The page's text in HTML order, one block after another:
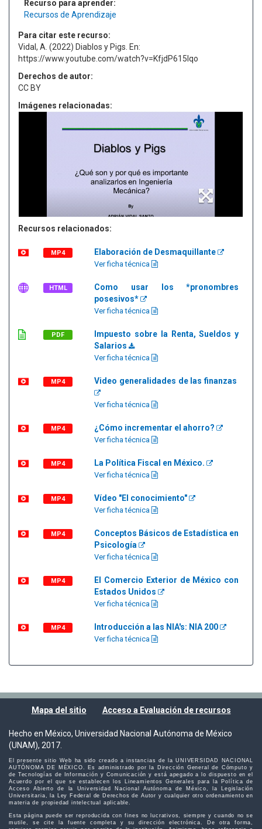
Recurso para aprender:
Recursos de Aprendizaje
Para citar este recurso:
Vidal, A. (2022) Diablos y Pigs. En:
https://www.youtube.com/watch?v=KfjdP615Iqo
Derechos de autor:
CC BY
Imágenes relacionadas:
Recursos relacionados:
MP4 Elaboración de Desmaquillante
Ver ficha técnica
HTML
Como usar los *pronombres
posesivos*
Ver ficha técnica
PDF
Impuesto sobre la Renta, Sueldos y
Salarios
Ver ficha técnica
MP4 Video generalidades de las finanzas
Ver ficha técnica
MP4 ¿Cómo incrementar el ahorro?
Ver ficha técnica
MP4 La Política Fiscal en México.
Ver ficha técnica
MP4 Vídeo "El conocimiento"
Ver ficha técnica
MP4
Conceptos Básicos de Estadística en
Psicología
Ver ficha técnica
MP4
El Comercio Exterior de México con
Estados Unidos
Ver ficha técnica
MP4 Introducción a las NIA's: NIA 200
Ver ficha técnica
Mapa del sitio Acceso a Evaluación de recursos
Hecho en México, Universidad Nacional Autónoma de México
(UNAM), 2017.
El presente sitio Web ha sido creado a instancias de la UNIVERSIDAD NACIONAL
AUTÓNOMA DE MÉXICO. Es administrado por la Dirección General de Cómputo y
de Tecnologías de Información y Comunicación y está apegado a lo dispuesto en el
Acuerdo por el que se establecen los Lineamientos Generales para la Política de
Acceso Abierto de la Universidad Nacional Autónoma de México, la Legislación
Universitaria, la Ley Federal de Derechos de Autor y cualquier otro ordenamiento en
materia de propiedad intelectual aplicable.
Esta página puede ser reproducida con fines no lucrativos, siempre y cuando no se
mutile, se cite la fuente completa y su dirección electrónica. De otra forma,